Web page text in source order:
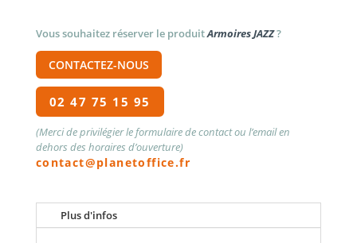
Vous souhaitez réserver le produitArmoires JAZZ?
CONTACTEZ-NOUS
02 47 75 15 95
(Merci de privilégier le formulaire de contact ou l’email en
dehors des horaires d’ouverture)
contact@planetoffice.fr
Plus d'infos